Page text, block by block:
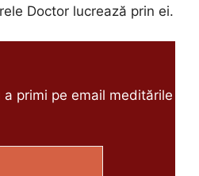
Doctor lucrează prin ei.
primi pe email meditările